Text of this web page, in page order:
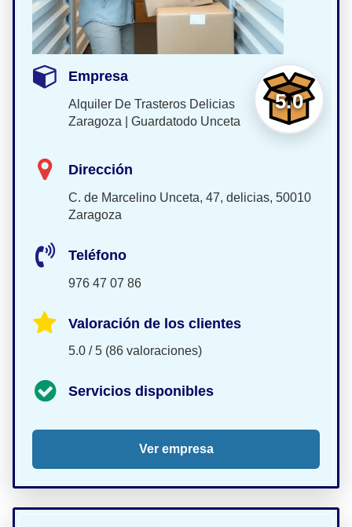
5.0
Empresa
Alquiler De Trasteros Delicias
Zaragoza | Guardatodo Unceta
Dirección
C. de Marcelino Unceta, 47, delicias, 50010
Zaragoza
Teléfono
976 47 07 86
Valoración de los clientes
5.0 / 5 (86 valoraciones)
Servicios disponibles
Ver empresa